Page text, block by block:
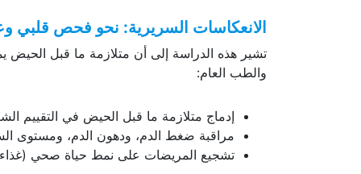
الانعكاسات السريرية: نحو فحص قلبي
تشير هذه الدراسة إلى أن متلازمة ما قبل الحيض
والطب العام:
إدماج متلازمة ما قبل الحيض في التقييم
مراقبة ضغط الدم، ودهون الدم، ومستوى
تشجيع المريضات على نمط حياة صحي (غذاء